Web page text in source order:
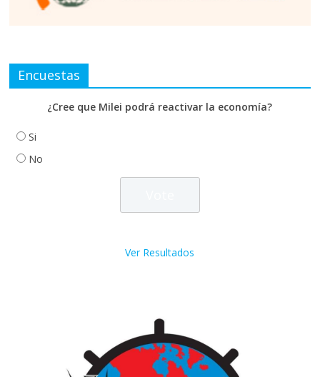
Encuestas
¿Cree que Milei podrá reactivar la economía?
Si
No
Ver Resultados